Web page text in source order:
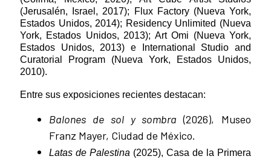
(Jerusalén, Israel, 2017); Flux Factory (Nueva York,
Estados Unidos, 2014); Residency Unlimited (Nueva
York, Estados Unidos, 2013); Art Omi (Nueva York,
Estados Unidos, 2013) e International Studio and
Curatorial Program (Nueva York, Estados Unidos,
2010).
Entre sus exposiciones recientes destacan:
Balones de sol y sombra(2026), Museo
Franz Mayer, Ciudad de México.
Latas de Palestina (2025), Casa de la Primera